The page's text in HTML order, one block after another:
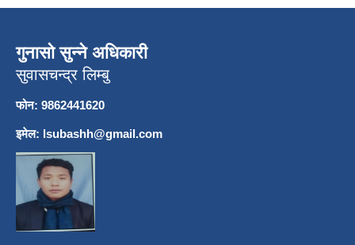
गुनासो सुन्ने अधिकारी
सुवासचन्द्र लिम्बु
फोन: 9862441620
इमेल: lsubashh@gmail.com